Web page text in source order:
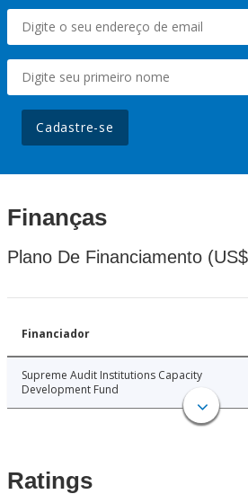
Cadastre-se
Finanças
Plano De Financiamento
Financiador
Supreme Audit Institutions Capacity
Development Fund
Ratings